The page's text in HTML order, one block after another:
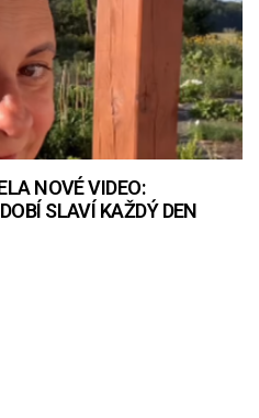
NOVÉ VIDEO:
SLAVÍ KAŽDÝ DEN